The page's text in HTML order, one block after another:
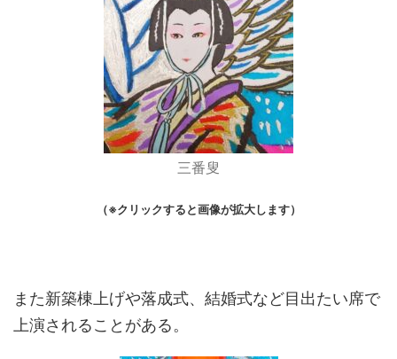
三番叟
（※クリックすると画像が拡大します）
また新築棟上げや落成式、結婚式など目出たい席で
上演されることがある。